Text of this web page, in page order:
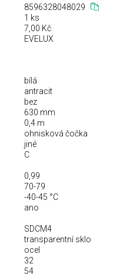
8596328048029
1 ks
7,00 Kč
EVELUX
bílá
antracit
bez
630 mm
0,4 m
ohnisková čočka
jiné
C
0,99
70-79
-40-45 °C
ano
SDCM4
transparentní sklo
ocel
32
54